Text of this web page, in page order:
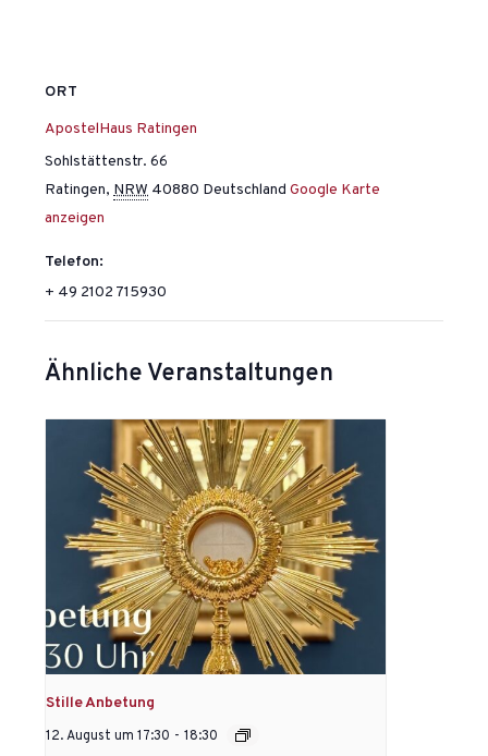
ORT
ApostelHaus Ratingen
Sohlstättenstr. 66
Ratingen, NRW 40880 Deutschland Google Karte
anzeigen
Telefon:
+ 49 2102 715930
Ähnliche Veranstaltungen
Stille Anbetung
12. August um 17:30 - 18:30